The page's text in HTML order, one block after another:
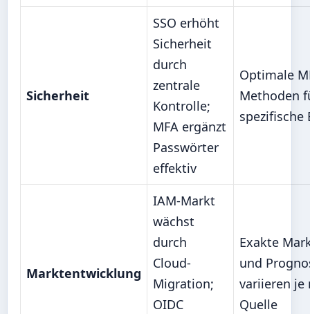
Sicherheit
SSO erhöht
Sicherheit
durch
zentrale
Kontrolle;
MFA ergänzt
Passwörter
effektiv
Optimale
Methoden
spezifische
Marktentwicklung
IAM-Markt
wächst
durch
Cloud-
Migration;
OIDC
Exakte
und
variieren je
Quelle